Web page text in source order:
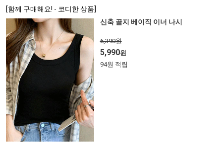
[함께 구매해요! - 코디한 상품]
신축 골지 베이직 이너 나시
6,390원
5,990원
94원 적립